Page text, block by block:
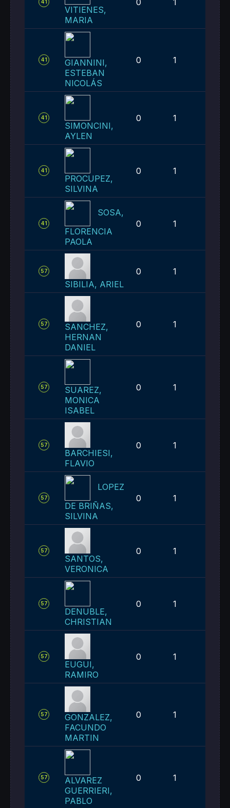
41
VITIENES,
MARIA
41
GIANNINI,
ESTEBAN
NICOLÁS
0 1
41
SIMONCINI,
AYLEN
0 1
41
PROCUPEZ,
SILVINA
0 1
41
SOSA,
FLORENCIA
PAOLA
0 1
57
SIBILIA, ARIEL
0 1
57
SANCHEZ,
HERNAN
DANIEL
0 1
57
SUAREZ,
MONICA
ISABEL
0 1
57
BARCHIESI,
FLAVIO
0 1
57
LOPEZ
DE BRIÑAS,
SILVINA
0 1
57
SANTOS,
VERONICA
0 1
57
DENUBLE,
CHRISTIAN
0 1
57
EUGUI,
RAMIRO
0 1
57
GONZALEZ,
FACUNDO
MARTIN
0 1
57
ALVAREZ
GUERRIERI,
PABLO
0 1